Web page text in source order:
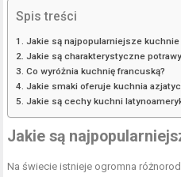
Spis treści
Jakie są najpopularniejsze kuchnie
Jakie są charakterystyczne
Co wyróżnia kuchnię francuską?
Jakie smaki oferuje kuchnia
Jakie są cechy kuchni
Jakie są
Na świecie istnieje ogromna